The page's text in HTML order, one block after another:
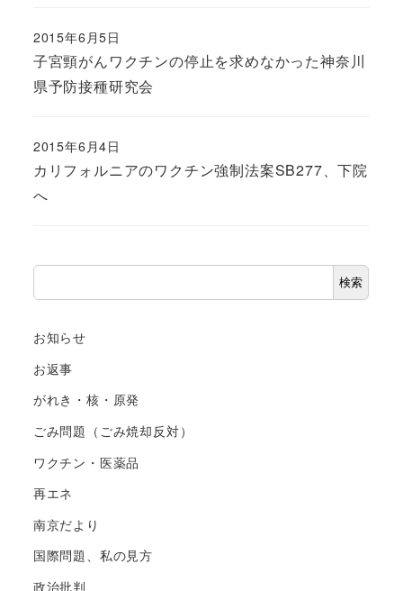
子宮頸がんワクチンの停止を求めなかった神奈川
県予防接種研究会
2015年6月5日
カリフォルニアのワクチン強制法案SB277、下院
へ
2015年6月4日
索
検索
お知らせ
お返事
がれき・核・原発
ごみ問題（ごみ焼却反対）
ワクチン・医薬品
再エネ
南京だより
国際問題、私の見方
政治批判